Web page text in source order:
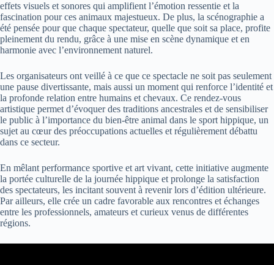
effets visuels et sonores qui amplifient l’émotion ressentie et la
fascination pour ces animaux majestueux. De plus, la scénographie a
été pensée pour que chaque spectateur, quelle que soit sa place, profite
pleinement du rendu, grâce à une mise en scène dynamique et en
harmonie avec l’environnement naturel.
Les organisateurs ont veillé à ce que ce spectacle ne soit pas seulement
une pause divertissante, mais aussi un moment qui renforce l’identité et
la profonde relation entre humains et chevaux. Ce rendez-vous
artistique permet d’évoquer des traditions ancestrales et de sensibiliser
le public à l’importance du bien-être animal dans le sport hippique, un
sujet au cœur des préoccupations actuelles et régulièrement débattu
dans ce secteur.
En mêlant performance sportive et art vivant, cette initiative augmente
la portée culturelle de la journée hippique et prolonge la satisfaction
des spectateurs, les incitant souvent à revenir lors d’édition ultérieure.
Par ailleurs, elle crée un cadre favorable aux rencontres et échanges
entre les professionnels, amateurs et curieux venus de différentes
régions.